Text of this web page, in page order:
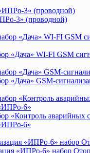
3» (проводной)
«Дача» WI-FI GSM
«Дача» GSM-
«Контроль аварийных
6»
«ИПРо-6» набор